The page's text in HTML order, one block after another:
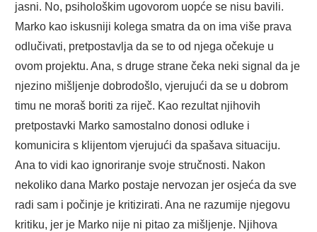
jasni. No, psihološkim ugovorom uopće se nisu bavili.
Marko kao iskusniji kolega smatra da on ima više prava
odlučivati, pretpostavlja da se to od njega očekuje u
ovom projektu. Ana, s druge strane čeka neki signal da je
njezino mišljenje dobrodošlo, vjerujući da se u dobrom
timu ne moraš boriti za riječ. Kao rezultat njihovih
pretpostavki Marko samostalno donosi odluke i
komunicira s klijentom vjerujući da spašava situaciju.
Ana to vidi kao ignoriranje svoje stručnosti. Nakon
nekoliko dana Marko postaje nervozan jer osjeća da sve
radi sam i počinje je kritizirati. Ana ne razumije njegovu
kritiku, jer je Marko nije ni pitao za mišljenje. Njihova